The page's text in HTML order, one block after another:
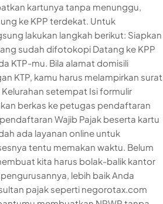
kartunya tanpa menunggu,
ke KPP terdekat. Untuk
lakukan langkah berikut: Siapkan
sudah difotokopi Datang ke KPP
KTP-mu. Bila alamat domisili
KTP, kamu harus melampirkan surat
Kelurahan setempat Isi formulir
berkas ke petugas pendaftaran
Wajib Pajak beserta kartu
ada layanan online untuk
tentu memakan waktu. Belum
kita harus bolak-balik kantor
pengurusannya, lebih baik Anda
pajak seperti negorotax.com